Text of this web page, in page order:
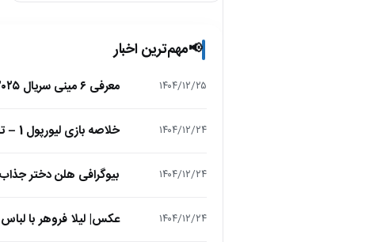
📢مهم‌ترین اخبار
۱۴۰۴/۱۲/۲۵ معرفی ۶ مینی سریال ۲۰۲۵ که نباید از دست بدهید!
۱۴۰۴/۱۲/۲۴ خلاصه بازی لیورپول 1 – تاتنهام 1 (لیگ برتر انگلیس)
۱۴۰۴/۱۲/۲۴ بیوگرافی هلن دختر
۱۴۰۴/۱۲/۲۴ عکس| لیلا فروهر با